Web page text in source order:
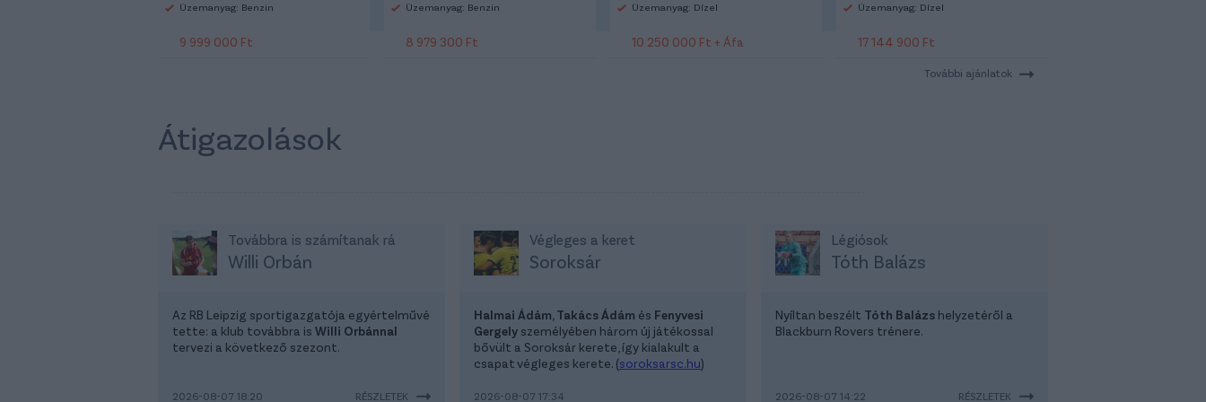
Üzemanyag: Benzin
9 999 000 Ft
Üzemanyag: Benzin
8 979 300 Ft
Üzemanyag: Dízel
10 250 000 Ft + Áfa
Üzemanyag: Dízel
17 144 900 Ft
További ajánlatok
Átigazolások
Továbbra is számítanak rá
Willi Orbán
Az RB Leipzig sportigazgatója egyértelművé
tette: a klub továbbra is Willi Orbánnal
tervezi a következő szezont.
2026-08-07 18:20 RÉSZLETEK
Végleges a keret
Soroksár
Halmai Ádám, Takács Ádám és Fenyvesi
Gergely személyében három új játékossal
bővült a Soroksár kerete, így kialakult a
csapat végleges kerete. (soroksarsc.hu)
2026-08-07 17:34
Légiósok
Tóth Balázs
Nyíltan beszélt Tóth Balázs helyzetéről a
Blackburn Rovers trénere.
2026-08-07 14:22 RÉSZLETEK